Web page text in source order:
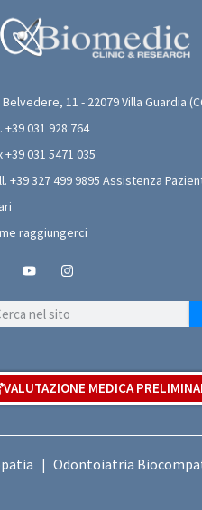
Belvedere, 11 - 22079 Villa Guardia
+39 031 928 764
+39 031 5471 035
+39 327 499 9895 Assistenza
raggiungerci
VALUTAZIONE MEDICA
Odontoiatria